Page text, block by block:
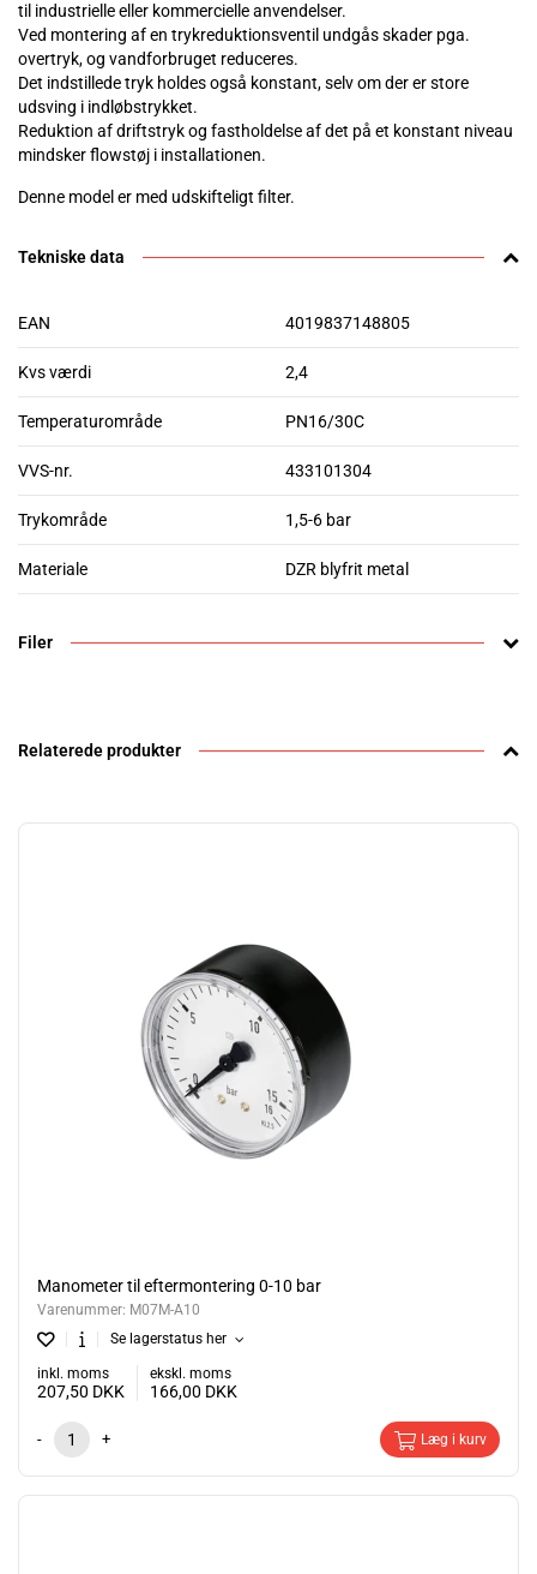
til industrielle eller kommercielle anvendelser.
Ved montering af en trykreduktionsventil undgås skader pga.
overtryk, og vandforbruget reduceres.
Det indstillede tryk holdes også konstant, selv om der er store
udsving i indløbstrykket.
Reduktion af driftstryk og fastholdelse af det på et konstant niveau
mindsker flowstøj i installationen.
Denne model er med udskifteligt filter.
Tekniske data
EAN 4019837148805
Kvs værdi 2,4
Temperaturområde PN16/30C
VVS-nr. 433101304
Trykområde 1,5-6 bar
Materiale DZR blyfrit metal
Filer
Relaterede produkter
Manometer til eftermontering 0-10 bar
Varenummer: M07M-A10
Se lagerstatus her
inkl. moms
207,50 DKK
ekskl. moms
166,00 DKK
- + Læg i kurv